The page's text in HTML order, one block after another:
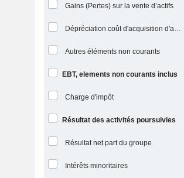
Gains (Pertes) sur la vente d’actifs
Dépréciation coût d'acquisition d'actifs
Autres éléments non courants
EBT, elements non courants inclus
Charge d'impôt
Résultat des activités poursuivies
Résultat net part du groupe
Intérêts minoritaires